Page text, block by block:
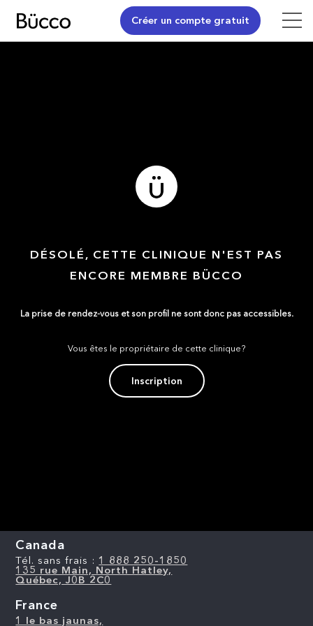
Créer un compte gratuit
DÉSOLÉ, CETTE CLINIQUE N'EST PAS
ENCORE MEMBRE BÜCCO
La prise de rendez-vous et son profil ne sont donc pas accessibles.
Vous êtes le propriétaire de cette clinique?
Inscription
Canada
Tél. sans frais : 1 888 250-1850
135 rue Main, North Hatley,
Québec, J0B 2C0
France
1 le bas jaunas,